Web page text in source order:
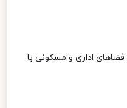
اداری و مسکونی با